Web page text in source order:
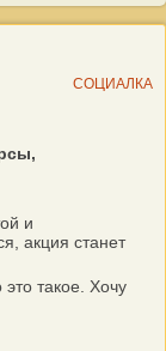
СОЦИАЛКА
и
акция станет
такое. Хочу